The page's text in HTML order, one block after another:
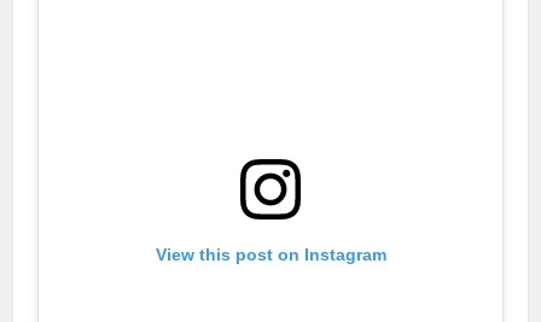
View this post on Instagram